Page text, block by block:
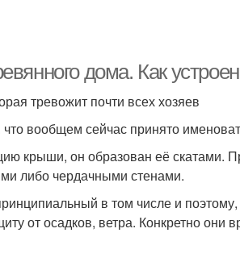
дома. Как
тревожит почти всех хозяев
что вообщем сейчас принято
крыши, он образован её скатами.
либо чердачными стенами.
в том числе и
от осадков, ветра. Конкретно